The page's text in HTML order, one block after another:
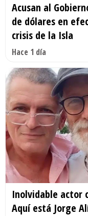
Acusan al
de dólares en
crisis de la Isla
Hace 1 día
Inolvidable actor
Aquí está Jorge